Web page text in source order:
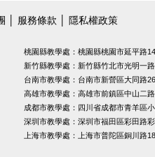
│ 服務條款 │ 隱私權政策
桃園縣教學處：桃園縣桃園市延平路
新竹縣教學處：新竹縣竹北市光明一
台南市教學處：台南市新營區大同路
高雄市教學處：高雄市前鎮區中山二
成都市教學處：四川省成都市青羊區
深圳市教學處：深圳市福田區彩田路
上海市教學處：上海市普陀區銅川路